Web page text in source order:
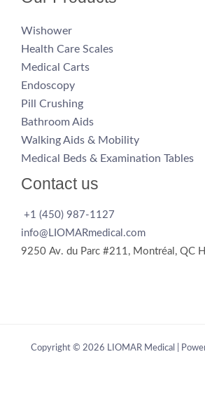
Wishower
Health Care Scales
Medical Carts
Endoscopy
Pill Crushing
Bathroom Aids
Walking Aids & Mobility
Medical Beds & Examination Tables
Contact us
+1 (450) 987-1127
info@LIOMARmedical.com
9250 Av. du Parc #211, Montréal, QC
Copyright © 2026 LIOMAR Medical |